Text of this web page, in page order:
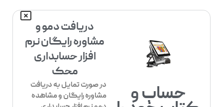
حساب و
دریافت دمو و
مشاوره رایگان نرم
افزار حسابداری
محک
در صورت تمایل به دریافت
مشاوره رایگان و مشاهده